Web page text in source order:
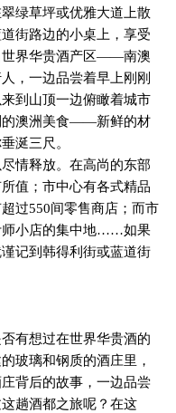
绿草坪或优雅大道上散
街路边的小桌上，享受
世界华贵酒产区——南澳
，一边品尝着早上刚刚
到山顶一边俯瞰着城市
的澳洲美食——新鲜的材
涎三尺。
情释放。在高尚的东部
值；市中心有各式精品
过550间零售商店；而市
师小店的集中地……如果
记到韩得利街或蓝道街
有想过在世界华贵酒的
玻璃和钢质的酒庄里，
背后的故事，一边品尝
趟酒都之旅呢？在这